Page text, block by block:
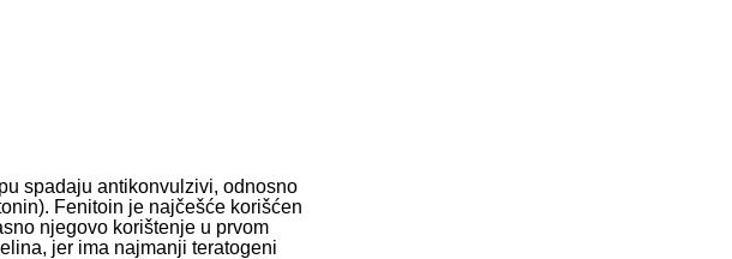
spadaju antikonvulzivi, odnosno
Fenitoin je najčešće korišćen
njegovo korištenje u prvom
jer ima najmanji teratogeni